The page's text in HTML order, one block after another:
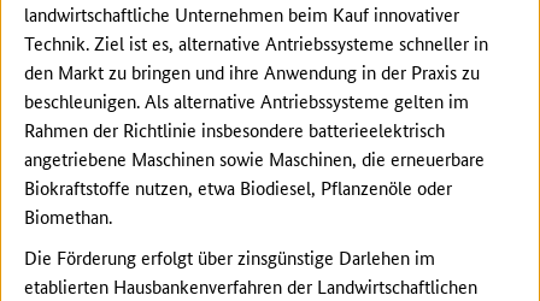
landwirtschaftliche Unternehmen beim Kauf innovativer
Technik. Ziel ist es, alternative Antriebssysteme schneller in
den Markt zu bringen und ihre Anwendung in der Praxis zu
beschleunigen. Als alternative Antriebssysteme gelten im
Rahmen der Richtlinie insbesondere batterieelektrisch
angetriebene Maschinen sowie Maschinen, die erneuerbare
Biokraftstoffe nutzen, etwa Biodiesel, Pflanzenöle oder
Biomethan.
Die Förderung erfolgt über zinsgünstige Darlehen im
etablierten Hausbankenverfahren der Landwirtschaftlichen